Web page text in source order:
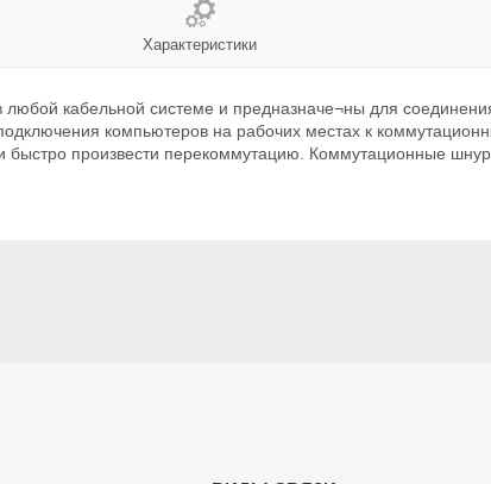
Характеристики
кабельной системе и предназначе¬ны для
компьютеров на рабочих местах к
произвести перекоммутацию. Коммутационные